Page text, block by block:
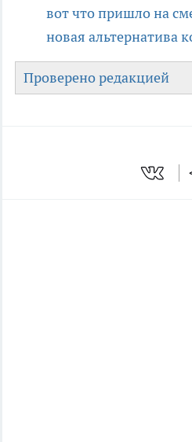
вот что пришло на
новая альтернатива
Проверено редакцией